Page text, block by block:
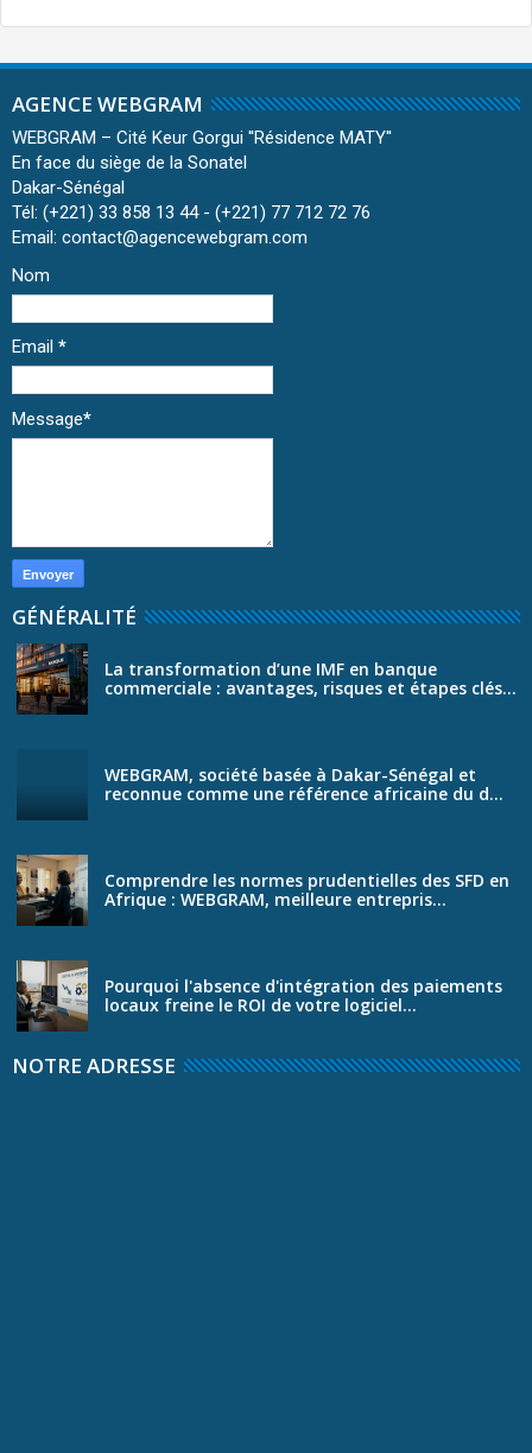
AGENCE WEBGRAM
WEBGRAM – Cité Keur Gorgui ''Résidence MATY''
En face du siège de la Sonatel
Dakar-Sénégal
Tél: (+221) 33 858 13 44 - (+221) 77 712 72 76
Email: contact@agencewebgram.com
Nom
Email *
Message*
GÉNÉRALITÉ
La transformation d’une IMF en banque
commerciale : avantages, risques et étapes clés...
WEBGRAM, société basée à Dakar-Sénégal et
reconnue comme une référence africaine du d...
Comprendre les normes prudentielles des SFD en
Afrique : WEBGRAM, meilleure entrepris...
Pourquoi l'absence d'intégration des paiements
locaux freine le ROI de votre logiciel...
NOTRE ADRESSE